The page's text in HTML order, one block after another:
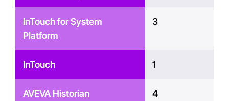
InTouch for System
Platform
3
InTouch 1
AVEVA Historian 4